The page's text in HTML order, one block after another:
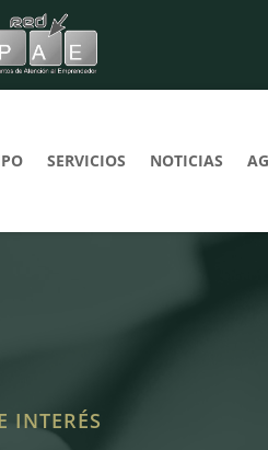
SERVICIOS NOTICIAS
INTERÉS